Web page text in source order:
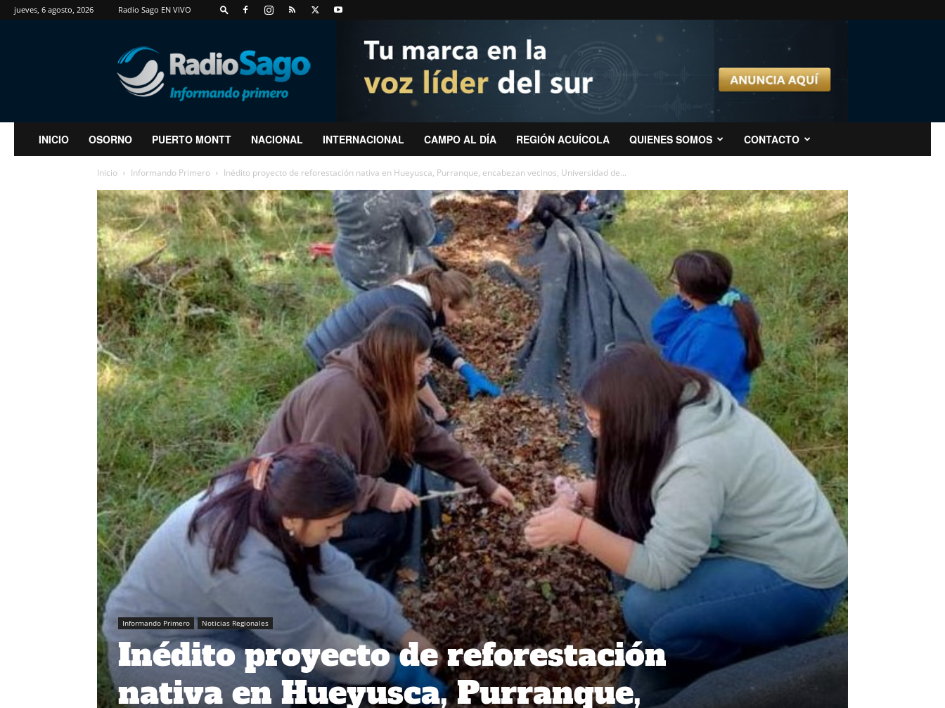
jueves, 6 agosto, 2026 Radio Sago EN VIVO
RadioSago
INICIO OSORNO PUERTO MONTT NACIONAL INTERNACIONAL CAMPO AL DÍA REGIÓN ACUÍCOLA QUIENES SOMOS CONTACTO
Inicio Informando Primero Inédito proyecto de reforestación nativa en Hueyusca, Purranque, encabezan vecinos, Universidad de...
Informando Primero Noticias Regionales
Inédito proyecto de reforestación
nativa en Hueyusca, Purranque,